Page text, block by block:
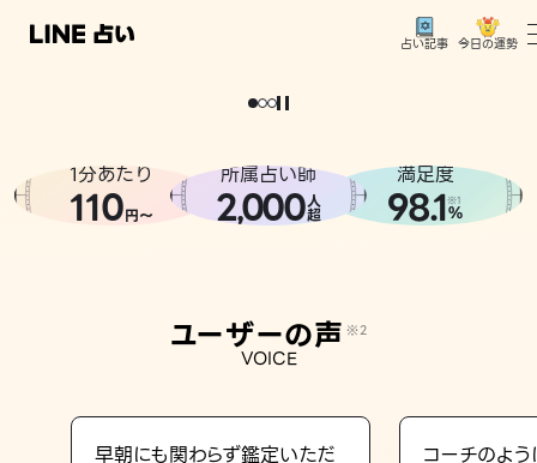
占い記事 今日の運勢
相談事例
どうせなら
。
1分あたり
110円〜
所属占い師
2,000人
超
満足度
98.1※1
%
ユーザーの声 ※2
VOICE
早朝にも関わらず鑑定いただ
コーチのよ